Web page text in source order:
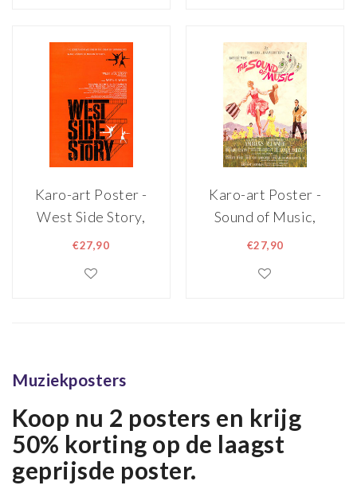
Fotopapier
Professioneel
Fotopapier
Karo-art Poster -
West Side Story,
Originele
1961, Premium
€27,90
Karo-art Poster -
Sound of Music,
originele
Premium Print,
€27,90
Muziekposters
Koop nu 2 posters en krijg
50% korting op de laagst
geprijsde poster.